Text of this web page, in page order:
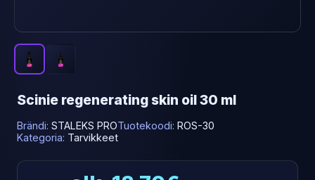
Scinie regenerating skin oil 30 ml
Brändi: STALEKS PROTuotekoodi: ROS-30
Kategoria: Tarvikkeet